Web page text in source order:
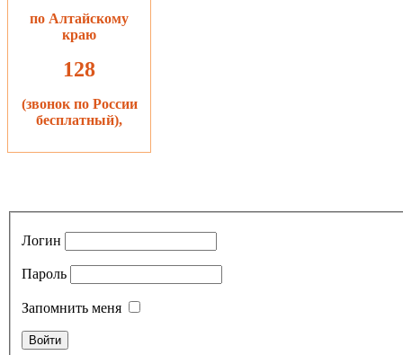
по Алтайскому
краю
128
(звонок по России
бесплатный),
Логин
Пароль
Запомнить меня